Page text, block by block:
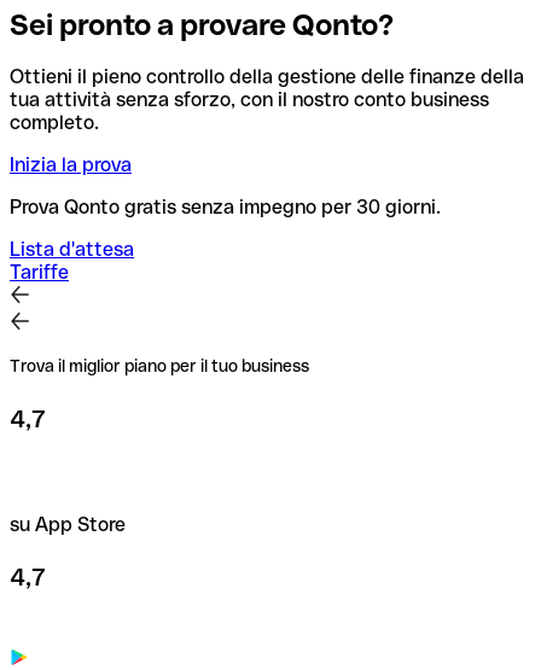
Sei pronto a provare Qonto?
Ottieni il pieno controllo della gestione delle finanze della
tua attività senza sforzo, con il nostro conto business
completo.
Inizia la prova
Prova Qonto gratis senza impegno per 30 giorni.
Lista d'attesa
Tariffe
Trova il miglior piano per il tuo business
4,7
su App Store
4,7